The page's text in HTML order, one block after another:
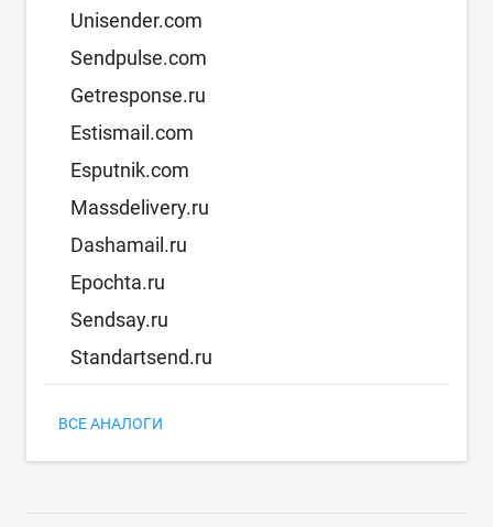
Unisender.com
Sendpulse.com
Getresponse.ru
Estismail.com
Esputnik.com
Massdelivery.ru
Dashamail.ru
Epochta.ru
Sendsay.ru
Standartsend.ru
ВСЕ АНАЛОГИ